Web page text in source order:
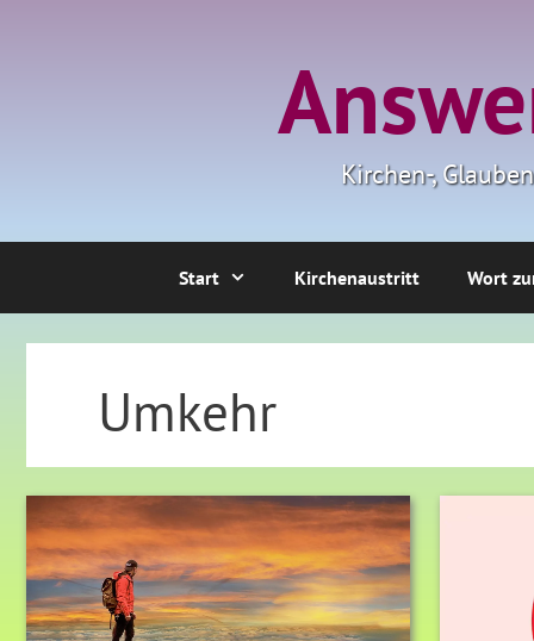
Kirchen-,
Start Kirchenaustritt Wort
Umkehr